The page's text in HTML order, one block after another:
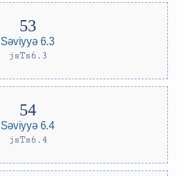
Səviyyə 6.3
jsTs6.3
Səviyyə 6.4
jsTs6.4